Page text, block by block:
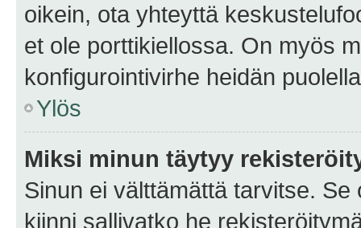
oikein, ota yhteyttä
et ole porttikiellossa. On myös
konfigurointivirhe heidän
Ylös
Miksi minun täytyy
Sinun ei välttämättä tarvitse.
kiinni sallivatko he